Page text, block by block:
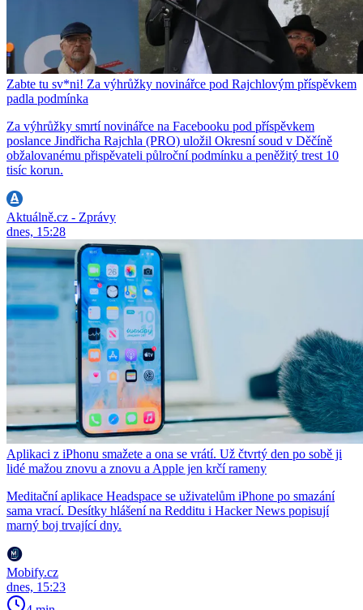
Zabte tu sv*ni! Za výhrůžky novinářce pod Rajchlovým příspěvkem
padla podmínka
Za výhrůžky smrtí novinářce na Facebooku pod příspěvkem
poslance Jindřicha Rajchla (PRO) uložil Okresní soud v Děčíně
obžalovanému přispěvateli půlroční podmínku a peněžitý trest 10
tisíc korun.
Aktuálně.cz - Zprávy
dnes, 15:28
Aplikaci z iPhonu smažete a ona se vrátí. Už čtvrtý den po sobě ji
lidé mažou znovu a znovu a Apple jen krčí rameny
Meditační aplikace Headspace se uživatelům iPhone po smazání
sama vrací. Desítky hlášení na Redditu i Hacker News popisují
marný boj trvající dny.
Mobify.cz
dnes, 15:23